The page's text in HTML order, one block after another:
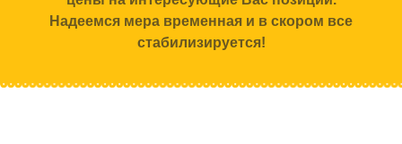
Надеемся мера временная и в скором все
стабилизируется!